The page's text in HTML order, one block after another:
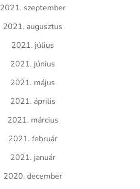
2021. szeptember
2021. augusztus
2021. július
2021. június
2021. május
2021. április
2021. március
2021. február
2021. január
2020. december